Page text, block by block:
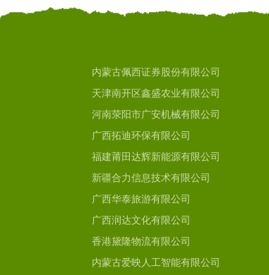
内蒙古佩西证券股份有限公司
天津南开区鑫盛农业有限公司
河南荥阳市广安机械有限公司
广西拓迪环保有限公司
福建莆田达辉新能源有限公司
新疆合力信息技术有限公司
广西华泰旅游有限公司
广西润达文化有限公司
香港黛隆物流有限公司
内蒙古爱映人工智能有限公司